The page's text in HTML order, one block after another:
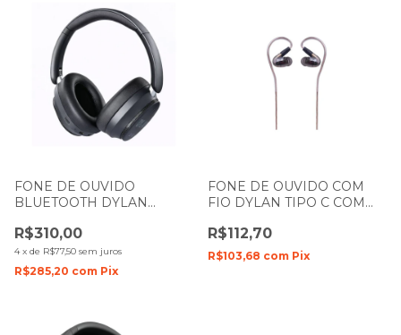
FONE DE OUVIDO
BLUETOOTH DYLAN
P2 COM CANCELAMENTO
DE RUIDO DL-900 PRETO
R$310,00
4 x de R$77,50 sem juros
R$285,20 com Pix
FONE DE OUVIDO COM
FIO DYLAN TIPO C COM
R$112,70
R$103,68 com Pix